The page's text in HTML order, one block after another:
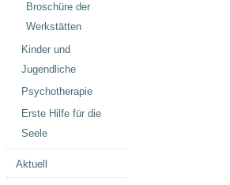
Broschüre der
Werkstätten
Kinder und
Jugendliche
Psychotherapie
Erste Hilfe für die
Seele
Aktuell